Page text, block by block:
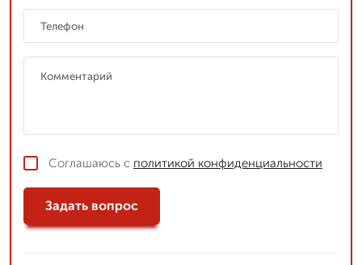
Соглашаюсь с политикой конфиденциальности
Задать вопрос